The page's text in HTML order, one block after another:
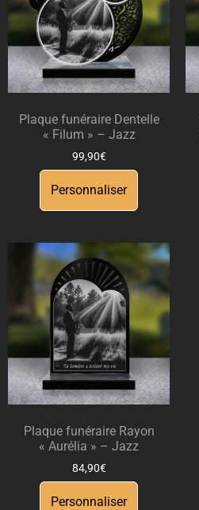
Plaque funéraire Dentelle
« Filum » – Jazz
99,90€
Personnaliser
Plaque funéraire Rayon
« Aurélia » – Jazz
84,90€
Personnaliser